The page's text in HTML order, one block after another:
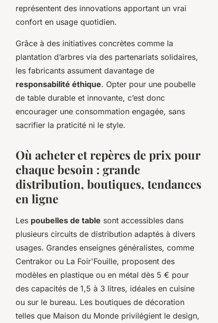
représentent des innovations apportant un vrai
confort en usage quotidien.
Grâce à des initiatives concrètes comme la
plantation d’arbres via des partenariats solidaires,
les fabricants assument davantage de
responsabilité éthique. Opter pour une poubelle
de table durable et innovante, c’est donc
encourager une consommation engagée, sans
sacrifier la praticité ni le style.
Où acheter et repères de prix pour
chaque besoin : grande
distribution, boutiques, tendances
en ligne
Les poubelles de table sont accessibles dans
plusieurs circuits de distribution adaptés à divers
usages. Grandes enseignes généralistes, comme
Centrakor ou La Foir'Fouille, proposent des
modèles en plastique ou en métal dès 5 € pour
des capacités de 1,5 à 3 litres, idéales en cuisine
ou sur le bureau. Les boutiques de décoration
telles que Maison du Monde privilégient le design,